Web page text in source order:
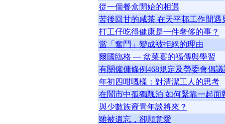
從一個餐盒開始的相遇
苦後回甘的咸茶 在天平邨工作間遇
打工仔吃得健康是一件奢侈的事？
當「奮鬥」變成被拒絕的理由
爾國臨格 — 盆菜宴的福傳與學習
有關僱傭條例468規定及勞委會倡
年初四咁嘅樣：對清潔工人的思考
在鬧市中孤獨飄泊 如何緊靠一起面
與少數族裔青年談將來？
雖被遺忘，卻願意愛